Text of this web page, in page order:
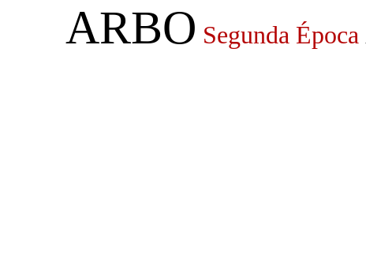
ARBO Segunda Época